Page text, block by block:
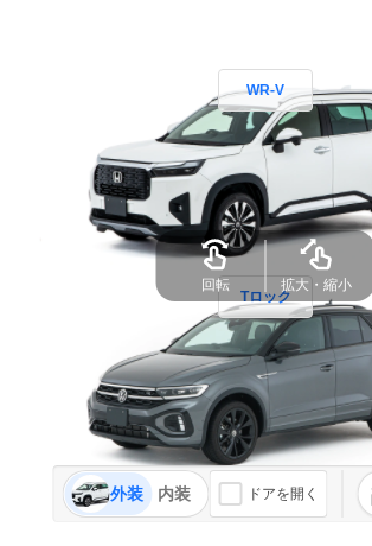
WR-V
Tロック
外装 内装 ドアを開く
回転 拡大・縮小